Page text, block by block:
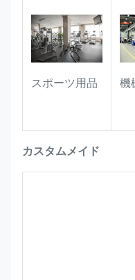
器具のラベル付けに適
油性と耐摩耗性の特性
は作業場や産業環境で
も鮮明で読みやすい状
スポーツ用品 機
カスタムメイド